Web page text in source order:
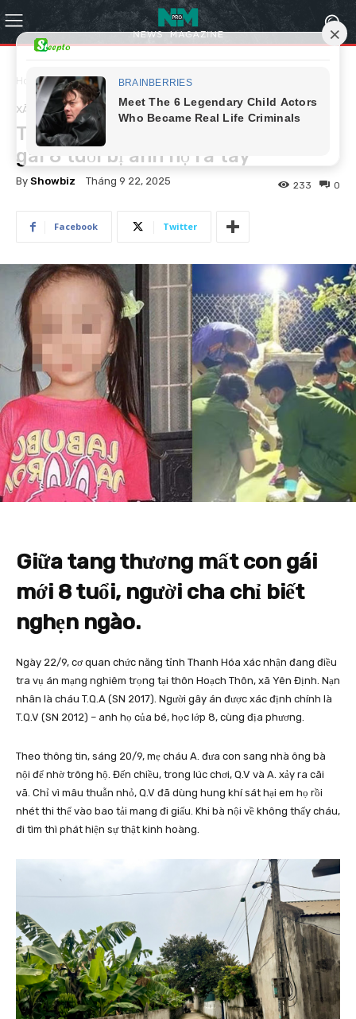
Home Xã hội
XÃ HỘI
Tang thương tại thôn xóm nơi bé
gái 8 tuổi bị anh họ ra tay
By Showbiz Tháng 9 22, 2025 0
233
Facebook Twitter
Giữa tang thương mất con gái
mới 8 tuổi, người cha chỉ biết
nghẹn ngào.
Ngày 22/9, cơ quan chức năng tỉnh Thanh Hóa xác nhận đang điều
tra vụ án mạng nghiêm trọng tại thôn Hoạch Thôn, xã Yên Định. Nạn
nhân là cháu T.Q.A (SN 2017). Người gây án được xác định chính là
T.Q.V (SN 2012) – anh họ của bé, học lớp 8, cùng địa phương.
Theo thông tin, sáng 20/9, mẹ cháu A. đưa con sang nhà ông bà
nội để nhờ trông hộ. Đến chiều, trong lúc chơi, Q.V và A. xảy ra cãi
vã. Chỉ vì mâu thuẫn nhỏ, Q.V đã dùng hung khí sát hại em họ rồi
nhét thi thể vào bao tải mang đi giấu. Khi bà nội về không thấy cháu,
đi tìm thì phát hiện sự thật kinh hoàng.